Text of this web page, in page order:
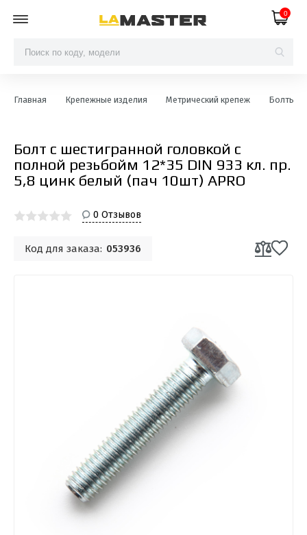
0
Главная Крепежные изделия Метрический крепеж Болты с
Болт с шестигранной головкой с
полной резьбойм 12*35 DIN 933 кл. пр.
5,8 цинк белый (пач 10шт) APRO
0 Отзывов
Код для заказа: 053936